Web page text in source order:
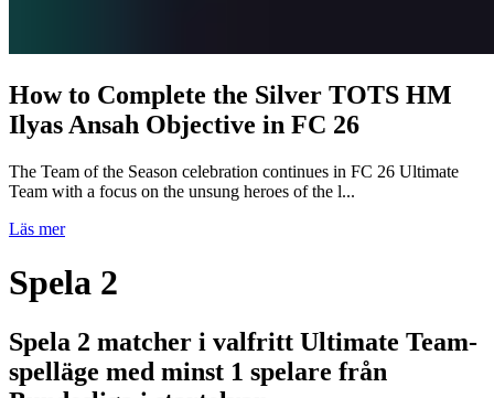
How to Complete the Silver TOTS HM
Ilyas Ansah Objective in FC 26
The Team of the Season celebration continues in FC 26 Ultimate
Team with a focus on the unsung heroes of the l...
Läs mer
Spela 2
Spela 2 matcher i valfritt Ultimate Team-
spelläge med minst 1 spelare från